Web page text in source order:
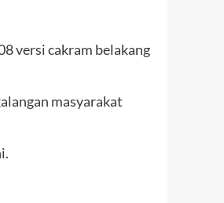
versi cakram belakang
masyarakat